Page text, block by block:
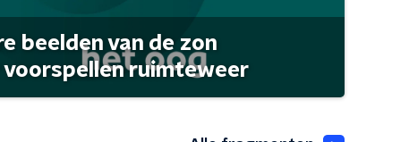
beelden van de zon
ruimteweer